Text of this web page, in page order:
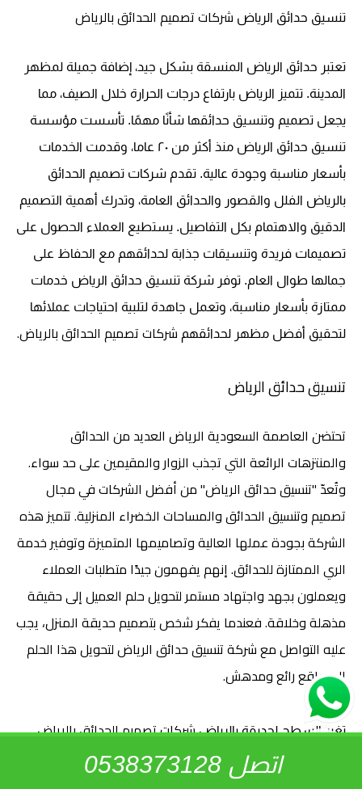
تنسيق حدائق الرياض شركات تصميم الحدائق بالرياض
تعتبر حدائق الرياض المنسقة بشكل جيد، إضافة جميلة لمظهر
المدينة. تتميز الرياض بارتفاع درجات الحرارة خلال الصيف، مما
يجعل تصميم وتنسيق حدائقها شأنًا مهمًا. تأسست مؤسسة
تنسيق حدائق الرياض منذ أكثر من ٢٠ عاما، وقدمت الخدمات
بأسعار مناسبة وجودة عالية. تقدم شركات تصميم الحدائق
بالرياض الفلل والقصور والحدائق العامة، وتدرك أهمية التصميم
الدقيق والاهتمام بكل التفاصيل. يستطيع العملاء الحصول على
تصميمات فريدة وتنسيقات جذابة لحدائقهم مع الحفاظ على
جمالها طوال العام. توفر شركة تنسيق حدائق الرياض خدمات
ممتازة بأسعار مناسبة، وتعمل جاهدة لتلبية احتياجات عملائها
لتحقيق أفضل مظهر لحدائقهم شركات تصميم الحدائق بالرياض.
تنسيق حدائق الرياض
تحتضن العاصمة السعودية الرياض العديد من الحدائق
والمنتزهات الرائعة التي تجذب الزوار والمقيمين على حد سواء.
وتُعدّ "تنسيق حدائق الرياض" من أفضل الشركات في مجال
تصميم وتنسيق الحدائق والمساحات الخضراء المنزلية. تتميز هذه
الشركة بجودة عملها العالية وتصاميمها المتميزة وتوفير خدمة
الري الممتازة للحدائق. إنهم يفهمون جيدًا متطلبات العملاء
ويعملون بجهد واجتهاد مستمر لتحويل حلم العميل إلى حقيقة
مذهلة وخلاقة. فعندما يفكر شخص بتصميم حديقة المنزل، يجب
عليه التواصل مع شركة تنسيق حدائق الرياض لتحويل هذا الحلم
إلى واقع رائع ومدهش.
تغير السطح لحديقة بالرياضشركات تصميم الحدائق بالرياض
تقدم شركة تنسيق حدائق الرياض خدمة تغيير السطح الخلفي
اتصل 0538373128